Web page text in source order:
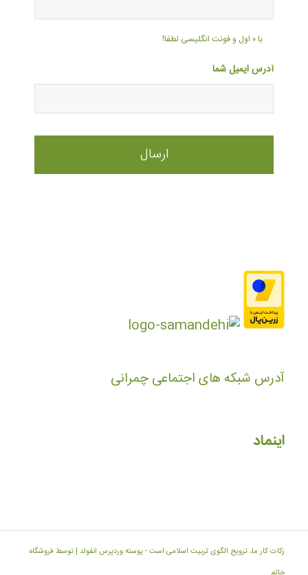
با ۰ اول و فونت انگلیسی لطفا!
آدرس ایمیل شما
آدرس شبکه های اجتماعی چمرانی
اینماد
زکات کار ما، ترویج الگوی تربیت اسلامی است -پوسته وردپرس انفولد | توسط فروشگاه